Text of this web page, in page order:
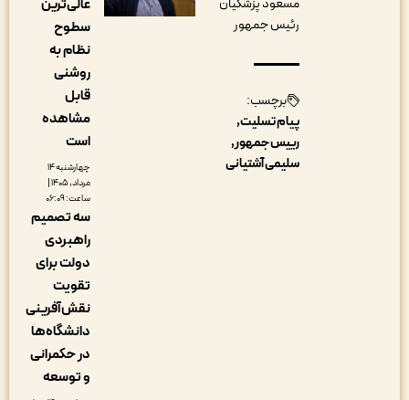
رئیس جمهور
برچسب:
پیام تسلیت
رییس جمهور
سلیمی آشتیانی
عالی‌ترین
نظام به
مشاهده
چهارشنبه ۱۴
مرداد, ۱۴۰۵ |
سه تصمیم
راهبردی
دولت برای
نقش‌آفرینی
دانشگاه‌ها
در حکمرانی
و توسعه